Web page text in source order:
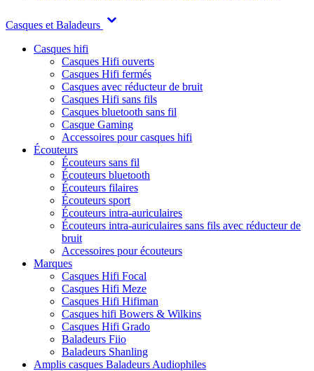
Casques et Baladeurs
Casques hifi
Casques Hifi ouverts
Casques Hifi fermés
Casques avec réducteur de bruit
Casques Hifi sans fils
Casques bluetooth sans fil
Casque Gaming
Accessoires pour casques hifi
Écouteurs
Écouteurs sans fil
Écouteurs bluetooth
Écouteurs filaires
Écouteurs sport
Écouteurs intra-auriculaires
Écouteurs intra-auriculaires sans fils avec réducteur de
bruit
Accessoires pour écouteurs
Marques
Casques Hifi Focal
Casques Hifi Meze
Casques Hifi Hifiman
Casques hifi Bowers & Wilkins
Casques Hifi Grado
Baladeurs Fiio
Baladeurs Shanling
Amplis casques Baladeurs Audiophiles